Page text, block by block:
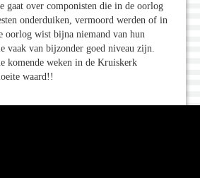
gaat over componisten die in de oorlog
onderduiken, vermoord werden of in
oorlog wist bijna niemand van hun
vaak van bijzonder goed niveau zijn.
komende weken in de Kruiskerk
waard!!